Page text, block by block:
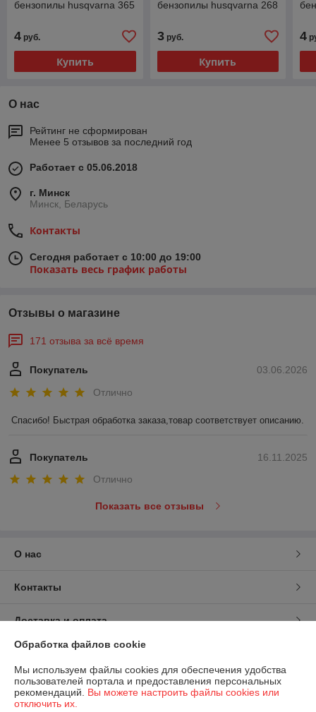
бензопилы husqvarna 365
4 руб.
Купить
бензопилы husqvarna 268
3руб.
Купить
4
О нас
Рейтинг не сформирован
Менее 5 отзывов за последний год
Работает с 05.06.2018
г. Минск
Минск, Беларусь
Контакты
Сегодня работает с 10:00 до 19:00
Показать весь график работы
Отзывы о магазине
171 отзыва за всё время
03.06.2026
Покупатель
Отлично
Спасибо! Быстрая обработка заказа,товар соответствует описанию.
16.11.2025
Покупатель
Отлично
Показать все отзывы
О нас
Контакты
Доставка и оплата
График работы
Полная версия сайта
Обработка файлов cookie
Мы используем файлы cookies для обеспечения удобства
пользователей портала и предоставления персональных
рекомендаций. Вы можете настроить файлы cookies или
отключить их.